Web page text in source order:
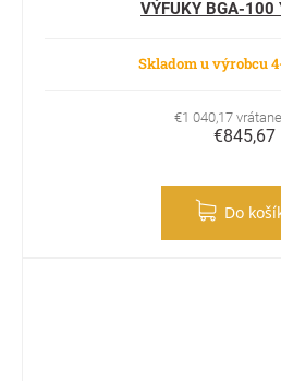
VÝFUKY BGA-100
Skladom u výrobcu
€1 040,17
€845,67
Do